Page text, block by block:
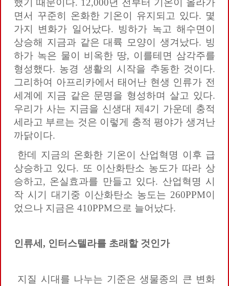
했기 때문이다. 12,000년 전부터 기온이 올라가
면서 꾸준히 온화한 기온이 유지되고 있다. 몇
가지 변화가 일어났다. 빙하가 녹고 해수면이
상승해 지금과 같은 대륙 모양이 생겨났다. 빙
하가 녹은 물이 비옥한 땅, 이를테면 삼각주를
형성했다. 농경 생활의 시작을 추동한 것이다.
그리하여 아프리카에서 태어난 현생 인류가 전
세계에 지금 같은 문명을 형성하며 살고 있다.
우리가 사는 지금을 신생대 제4기 가운데 충적
세라고 부르는 것은 이렇게 충적 평야가 생겨난
까닭이다.
한데 지금의 온화한 기온이 산업혁명 이후 급
상승하고 있다. 또 이산화탄소 농도가 따라 상
승하고, 온실효과를 만들고 있다. 산업혁명 시
작 시기 대기중 이산화탄소 농도는 260PPM이
었으나 지금은 410PPM으로 늘어났다.
인류세 , 인터스텔라를 초래할 것인가
지질 시대를 나누는 기준은 생물종의 큰 변화